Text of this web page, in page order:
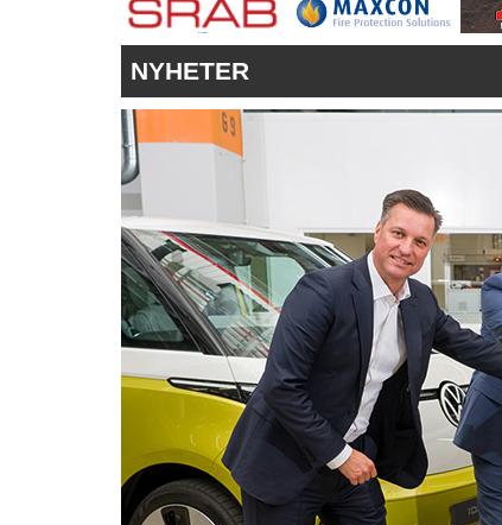
NYHETER